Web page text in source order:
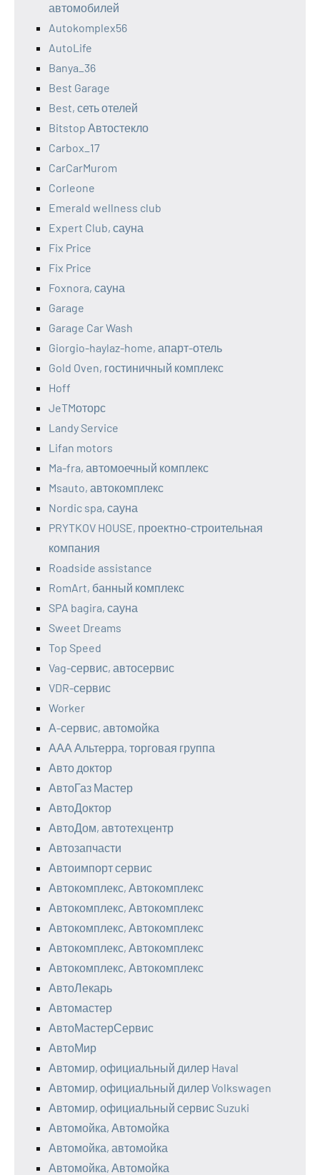
автомобилей
Autokomplex56
AutoLife
Banya_36
Best Garage
Best, сеть отелей
Bitstop Автостекло
Carbox_17
CarCarMurom
Corleone
Emerald wellness club
Expert Club, сауна
Fix Price
Fix Price
Foxnora, сауна
Garage
Garage Car Wash
Giorgio-haylaz-home, апарт-отель
Gold Oven, гостиничный комплекс
Hoff
JeTMоторс
Landy Service
Lifan motors
Ma-fra, автомоечный комплекс
Msauto, автокомплекс
Nordic spa, сауна
PRYTKOV HOUSE, проектно-строительная
компания
Roadside assistance
RomArt, банный комплекс
SPA bagira, сауна
Sweet Dreams
Top Speed
Vag-сервис, автосервис
VDR-сервис
Worker
А-сервис, автомойка
ААА Альтерра, торговая группа
Авто доктор
АвтоГаз Мастер
АвтоДоктор
АвтоДом, автотехцентр
Автозапчасти
Автоимпорт сервис
Автокомплекс, Автокомплекс
Автокомплекс, Автокомплекс
Автокомплекс, Автокомплекс
Автокомплекс, Автокомплекс
Автокомплекс, Автокомплекс
АвтоЛекарь
Автомастер
АвтоМастерСервис
АвтоМир
Автомир, официальный дилер Haval
Автомир, официальный дилер Volkswagen
Автомир, официальный сервис Suzuki
Автомойка, Автомойка
Автомойка, автомойка
Автомойка, Автомойка